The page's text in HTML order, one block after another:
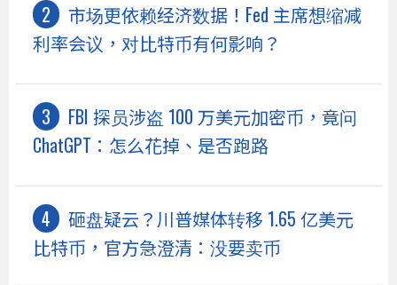
市场更依赖经济数据！Fed 主席想缩减
利率会议，对比特币有何影响？
FBI 探员涉盗 100 万美元加密币，竟问
ChatGPT：怎么花掉、是否跑路
砸盘疑云？川普媒体转移 1.65 亿美元
比特币，官方急澄清：没要卖币